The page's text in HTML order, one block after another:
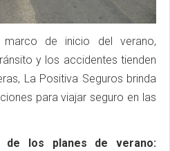
de inicio del verano,
y los accidentes tienden
La Positiva Seguros brinda
para viajar seguro en las
de los planes de verano: